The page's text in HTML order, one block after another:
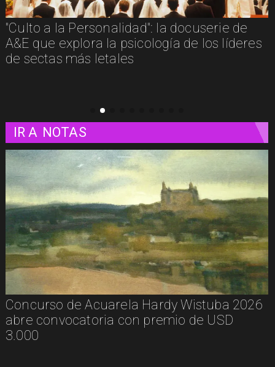
"Culto a la Personalidad": la docuserie de
A&E que explora la psicología de los líderes
de sectas más letales
IR A NOTAS
Concurso de Acuarela Hardy Wistuba 2026
abre convocatoria con premio de USD
3.000